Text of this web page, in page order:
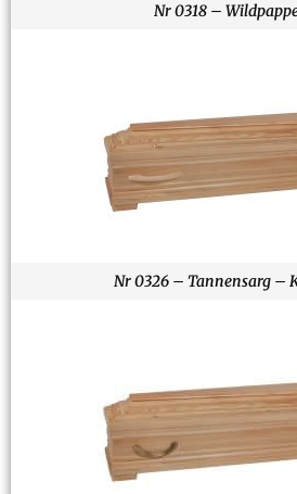
Nr 0318 –
Nr 0326 – Tannensarg –